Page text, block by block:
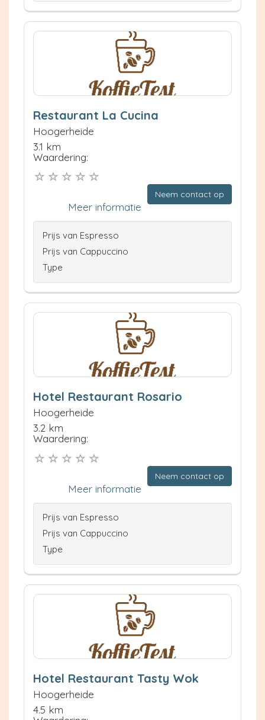
Restaurant La Cucina
Hoogerheide
3.1 km
Waardering:
Neem contact op
Meer informatie
Prijs van Espresso
Prijs van Cappuccino
Type
Hotel Restaurant Rosario
Hoogerheide
3.2 km
Waardering:
Neem contact op
Meer informatie
Prijs van Espresso
Prijs van Cappuccino
Type
Hotel Restaurant Tasty Wok
Hoogerheide
4.5 km